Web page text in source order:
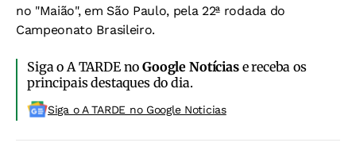
no "Maião", em São Paulo, pela 22ª rodada do
Campeonato Brasileiro.
Siga o A TARDE noGoogle Notíciase receba os
principais destaques do dia.
Siga o A TARDE no Google Noticias